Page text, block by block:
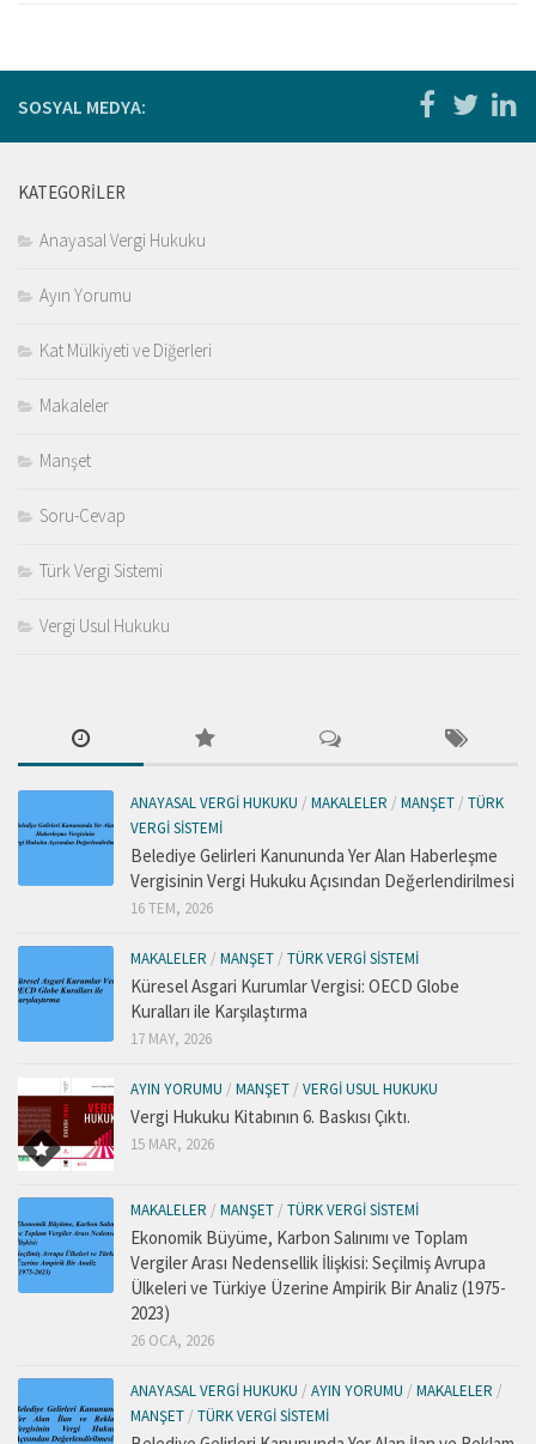
SOSYAL MEDYA:
KATEGORILER
Anayasal Vergi Hukuku
Ayın Yorumu
Kat Mülkiyeti ve Diğerleri
Makaleler
Manşet
Soru-Cevap
Türk Vergi Sistemi
Vergi Usul Hukuku
ANAYASAL VERGI HUKUKU / MAKALELER / MANŞET / TÜRK
VERGI SISTEMI
Belediye Gelirleri Kanununda Yer Alan Haberleşme
Vergisinin Vergi Hukuku Açısından Değerlendirilmesi
16 TEM, 2026
MAKALELER / MANŞET / TÜRK VERGI SISTEMI
Küresel Asgari Kurumlar Vergisi: OECD Globe
Kuralları ile Karşılaştırma
17 MAY, 2026
AYIN YORUMU / MANŞET / VERGI USUL HUKUKU
Vergi Hukuku Kitabının 6. Baskısı Çıktı.
15 MAR, 2026
MAKALELER / MANŞET / TÜRK VERGI SISTEMI
Ekonomik Büyüme, Karbon Salınımı ve Toplam
Vergiler Arası Nedensellik İlişkisi: Seçilmiş Avrupa
Ülkeleri ve Türkiye Üzerine Ampirik Bir Analiz (1975-
2023)
26 OCA, 2026
ANAYASAL VERGI HUKUKU / AYIN YORUMU / MAKALELER /
MANŞET / TÜRK VERGI SISTEMI